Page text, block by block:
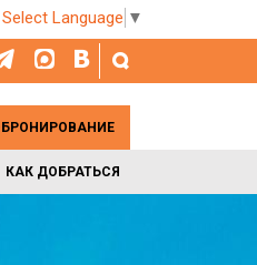
Select Language ▼
КАК ДОБРАТЬСЯ